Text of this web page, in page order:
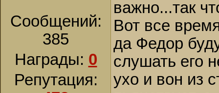
Сообщений:
385
Награды: 0
Репутация:
важно...так
Вот все
да Федор
слушать его
ухо и вон из